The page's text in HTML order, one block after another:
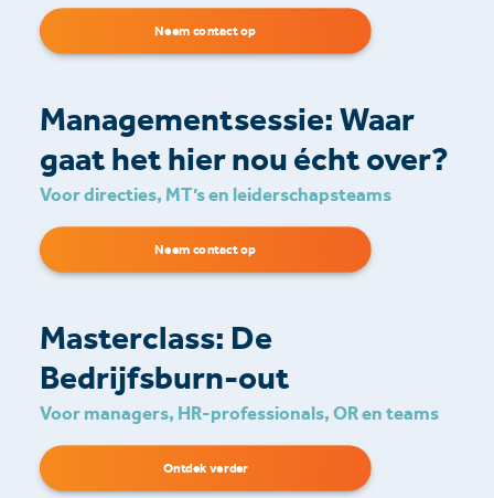
Neem contact op
Managementsessie: Waar
gaat het hier nou écht over?
Voor directies, MT’s en leiderschapsteams
Neem contact op
Masterclass: De
Bedrijfsburn-out
Voor managers, HR-professionals, OR en teams
Ontdek verder